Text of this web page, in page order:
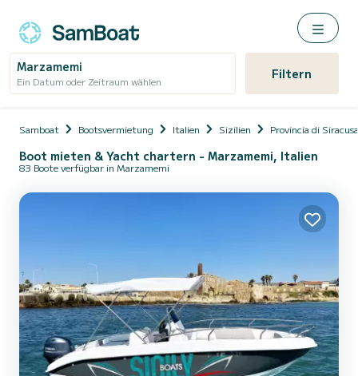
Marzamemi
Ein Datum oder Zeitraum wählen Filtern
Samboat Bootsvermietung Italien Sizilien Provincia di Siracusa
Boot mieten & Yacht chartern - Marzamemi, Italien
83 Boote verfügbar in Marzamemi